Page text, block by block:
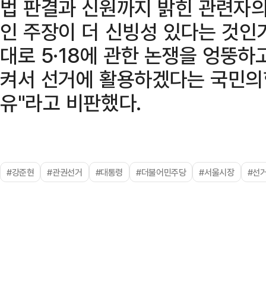
법 판결과 신원까지 밝힌 관련자
인 주장이 더 신빙성 있다는 것
대로 5·18에 관한 논쟁을 엉뚱
켜서 선거에 활용하겠다는 국민
유"라고 비판했다.
#강준현 #관권선거 #대통령 #더불어민주당 #서울시장 #선